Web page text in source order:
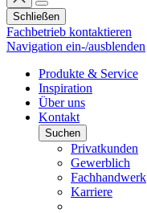
Schließen
Fachbetrieb kontaktieren
Navigation ein-/ausblenden
Produkte & Service
Inspiration
Über uns
Kontakt
Suchen
Privatkunden
Gewerblich
Fachhandwerk
Karriere